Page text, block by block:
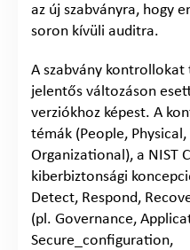
az új szabványra, hogy
soron kívüli auditra.
A szabvány
jelentős változáson
verziókhoz képest. A
témák (People,
Organizational), a NIST
kiberbiztonsági
Detect, Respond,
(pl. Governance,
Secure_configuration,